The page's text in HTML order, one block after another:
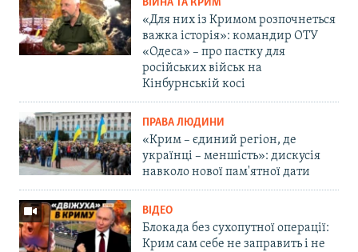
ВІЙНА ТА КРИМ
«Для них із Кримом розпочнеться
важка історія»: командир ОТУ
«Одеса» – про пастку для
російських військ на
Кінбурнській косі
ПРАВА ЛЮДИНИ
«Крим – єдиний регіон, де
українці – меншість»: дискусія
навколо нової пам'ятної дати
ВІДЕО
Блокада без сухопутної операції:
Крим сам себе не заправить і не